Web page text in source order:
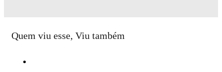
Quem viu esse, Viu também